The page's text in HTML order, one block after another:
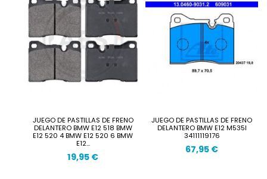
JUEGO DE PASTILLAS DE FRENO
DELANTERO BMW E12 518 BMW
E12 520 4 BMW E12 520 6 BMW
E12...
19,95 €
JUEGO DE PASTILLAS DE FRENO
DELANTERO BMW E12 M535I
34111119176
67,95 €